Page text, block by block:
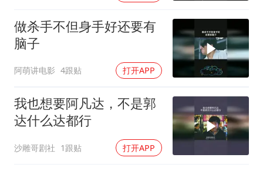
做杀手不但身手好还要有
脑子
阿萌讲电影 4跟贴 打开APP
我也想要阿凡达，不是郭
达什么达都行
沙雕哥剧社 1跟贴 打开APP